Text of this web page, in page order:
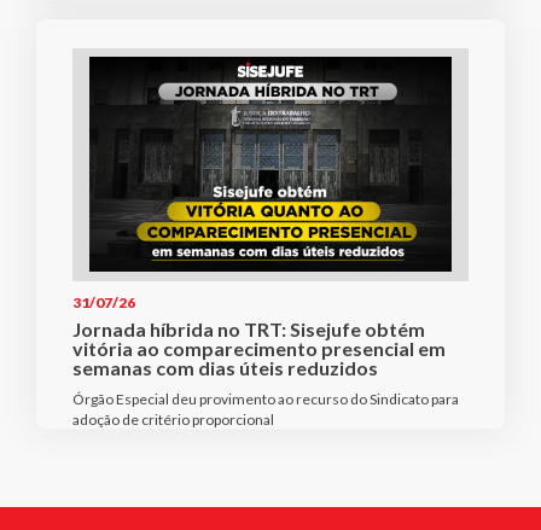
31/07/26
Jornada híbrida no TRT: Sisejufe obtém
vitória ao comparecimento presencial em
semanas com dias úteis reduzidos
Órgão Especial deu provimento ao recurso do Sindicato para
adoção de critério proporcional